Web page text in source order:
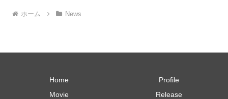
ホーム News
Home
Profile
Movie
Release